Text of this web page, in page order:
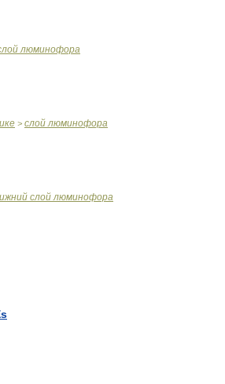
люминофора
> слой люминофора
слой люминофора